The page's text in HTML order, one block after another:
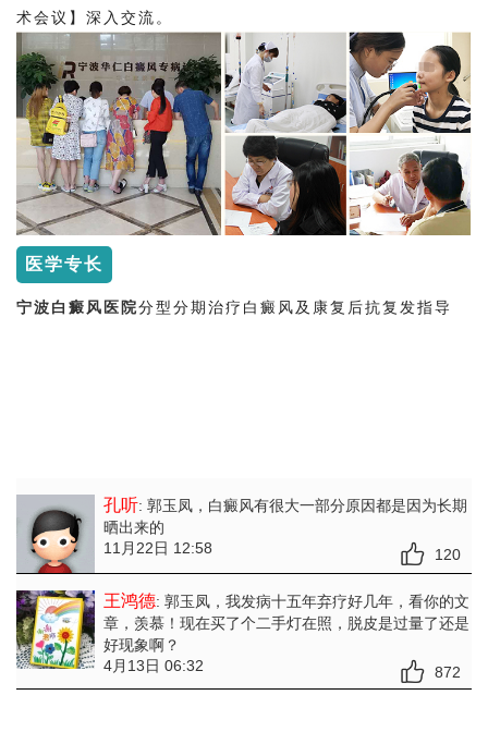
术会议】深入交流。
医学专长
宁波白癜风医院分型分期治疗白癜风及康复后抗复发指导
孔听: 郭玉凤，白癜风有很大一部分原因都是因为长期
晒出来的
11月22日 12:58
120
王鸿德: 郭玉凤，我发病十五年弃疗好几年，看你的文
章，羡慕！现在买了个二手灯在照，脱皮是过量了还是
好现象啊？
4月13日 06:32
872